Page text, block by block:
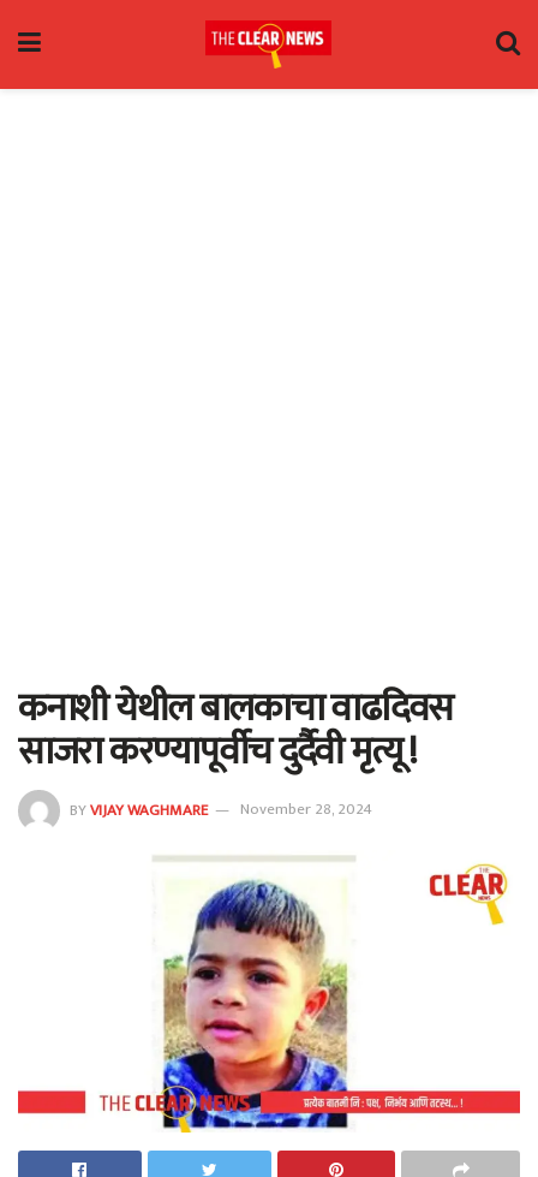
कनाशी येथील बालकाचा वाढदिवस
साजरा करण्यापूर्वीच दुर्दैवी मृत्यू !
BYVIJAY WAGHMARE November 28, 2024